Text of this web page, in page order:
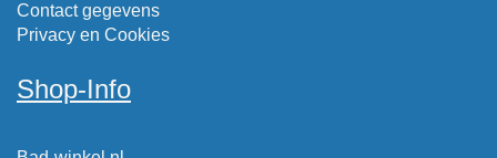
Contact gegevens
Privacy en Cookies
Shop-Info